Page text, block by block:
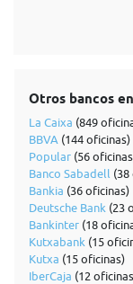
Otros bancos
La Caixa (849
BBVA (144 oficinas)
Popular (56
Banco Sabadell (38
Bankia (36 oficinas)
Deutsche Bank (23
Bankinter (18
Kutxabank (15
Kutxa (15 oficinas)
IberCaja (12